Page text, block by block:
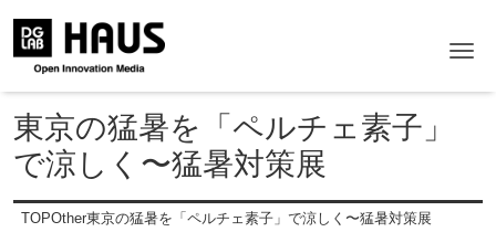
東京の猛暑を「ペルチェ素子」
で涼しく〜猛暑対策展
TOPOther東京の猛暑を「ペルチェ素子」で涼しく〜猛暑対策展